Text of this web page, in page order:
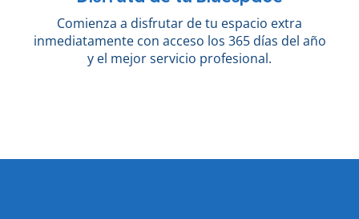
Comienza a disfrutar de tu espacio extra
inmediatamente con acceso los 365 días del año
y el mejor servicio profesional.